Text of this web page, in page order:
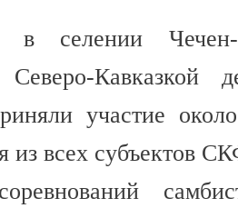
в селении
Северо-
участие
из всех субъектов